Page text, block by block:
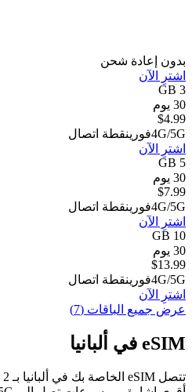
بدون إعادة شحن
اشترِ الآن
3 GB
30 يوم
$4.99
4G/5Gفورينقطة اتصال
اشترِ الآن
5 GB
30 يوم
$7.99
4G/5Gفورينقطة اتصال
اشترِ الآن
10 GB
30 يوم
$13.99
4G/5Gفورينقطة اتصال
اشترِ الآن
عرض جميع الباقات (7)
eSIM في ألبانيا